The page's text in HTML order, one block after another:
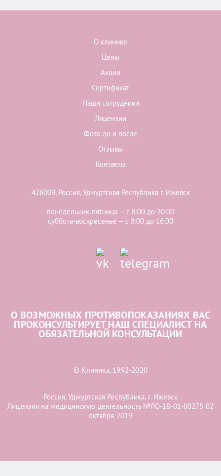
О клинике
Цены
Акции
Сертификат
Наши сотрудники
Лицензии
Фото до и после
Отзывы
Контакты
426009, Россия, Удмуртская Республика г. Ижевск
понедельник-пятница — с 8:00 до 20:00
суббота-воскресенье — с 8:00 до 16:00
О ВОЗМОЖНЫХ ПРОТИВОПОКАЗАНИЯХ ВАС
ПРОКОНСУЛЬТИРУЕТ НАШ СПЕЦИАЛИСТ НА
ОБЯЗАТЕЛЬНОЙ КОНСУЛЬТАЦИИ
© Клиника, 1992-2020
Россия, Удмуртская Республика, г. Ижевск
Лицензия на медицинскую деятельность №ЛО-18-01-00275 02
октября 2019